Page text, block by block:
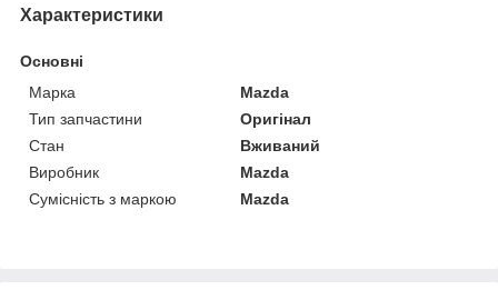
Характеристики
Основні
Марка
Mazda
Тип запчастини
Оригінал
Стан
Вживаний
Виробник
Mazda
Сумісність з маркою
Mazda